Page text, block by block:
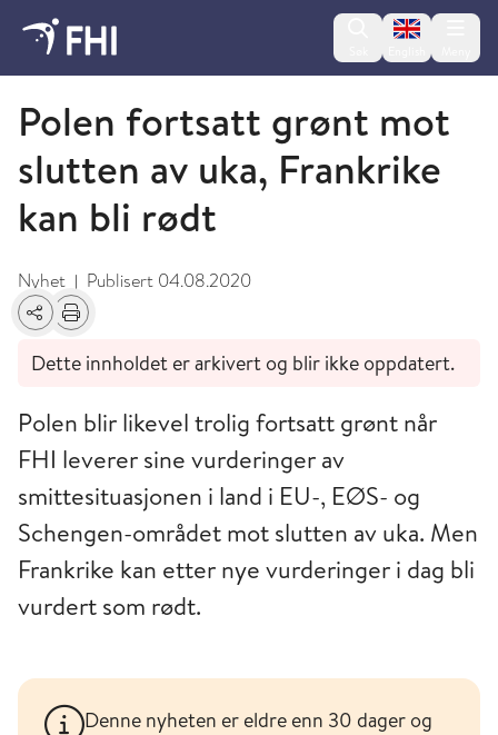
Change
August
Polen fortsatt grønt mot
slutten av uka, Frankrike
kan bli rødt
Nyhet | Publisert 04.08.2020
Del Skriv ut
Dette innholdet er arkivert og blir ikke oppdatert.
Polen blir likevel trolig fortsatt grønt når
FHI leverer sine vurderinger av
smittesituasjonen i land i EU-, EØS- og
Schengen-området mot slutten av uka. Men
Frankrike kan etter nye vurderinger i dag bli
vurdert som rødt.
Denne nyheten er eldre enn 30 dager og